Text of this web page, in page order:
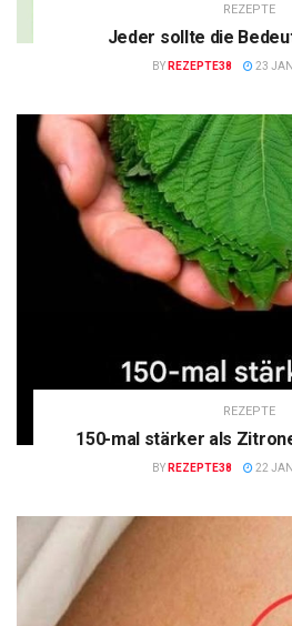
REZEPTE
Jeder sollte die
BY REZEPTE38 23
REZEPTE
150-mal stärker als
BY REZEPTE38 22